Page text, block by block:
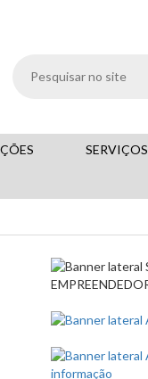
SERVIÇOS